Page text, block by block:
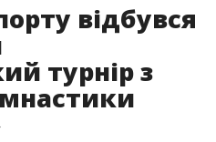
відбувся
турнір з